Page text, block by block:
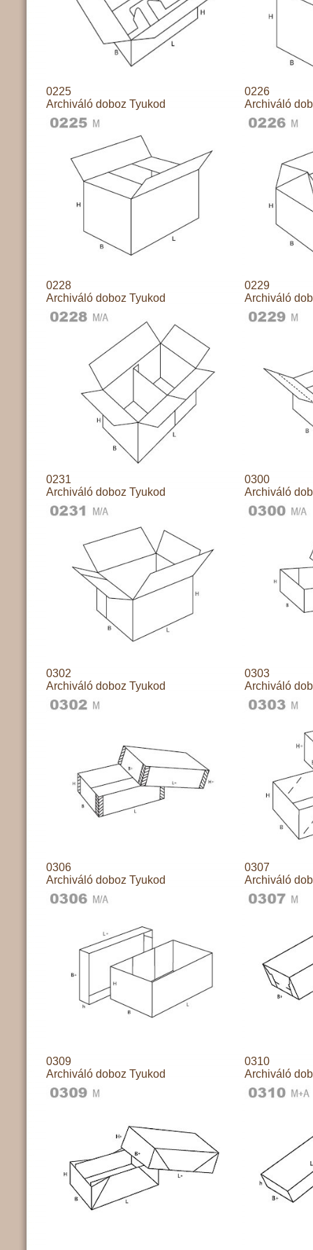
0225
Archiváló doboz Tyukod
0226
Archiváló
0228
Archiváló doboz Tyukod
0229
Archiváló
0231
Archiváló doboz Tyukod
0300
Archiváló
0302
Archiváló doboz Tyukod
0303
Archiváló
0306
Archiváló doboz Tyukod
0307
Archiváló
0309
Archiváló doboz Tyukod
0310
Archiváló